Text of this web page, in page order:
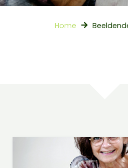
Home